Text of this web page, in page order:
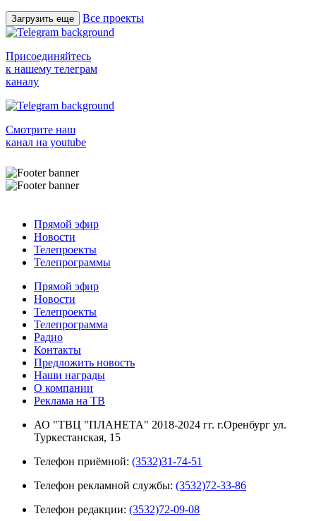
Загрузить еще Все проекты
Присоединяйтесь
к нашему телеграм
каналу
Смотрите наш
канал на youtube
Прямой эфир
Новости
Телепроекты
Телепрограммы
Прямой эфир
Новости
Телепроекты
Телепрограмма
Радио
Контакты
Предложить новость
Наши награды
О компании
Реклама на ТВ
АО "ТВЦ "ПЛАНЕТА" 2018-2024 гг. г.Оренбург ул.
Туркестанская, 15
Телефон приёмной: (3532)31-74-51
Телефон рекламной службы: (3532)72-33-86
Телефон редакции: (3532)72-09-08